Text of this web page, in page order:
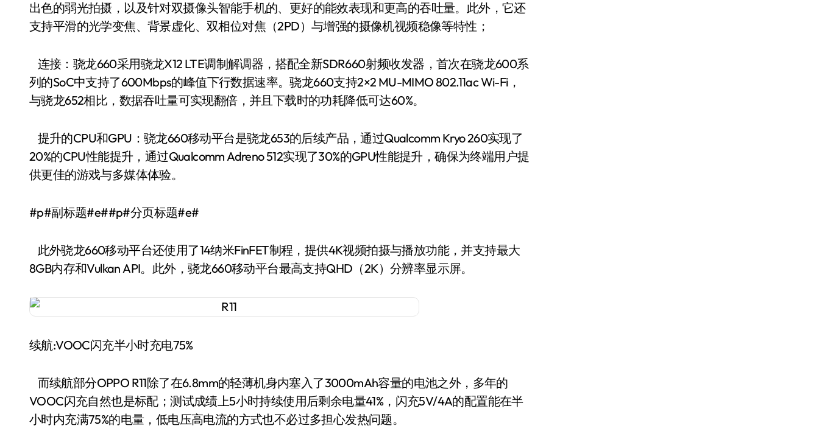
出色的弱光拍摄，以及针对双摄像头智能手机的、更好的能效表现和更高的吞吐量。此外，它还
支持平滑的光学变焦、背景虚化、双相位对焦（2PD）与增强的摄像机视频稳像等特性；
连接：骁龙660采用骁龙X12 LTE调制解调器，搭配全新SDR660射频收发器，首次在骁龙600系
列的SoC中支持了600Mbps的峰值下行数据速率。骁龙660支持2×2 MU-MIMO 802.11ac Wi-Fi，
与骁龙652相比，数据吞吐量可实现翻倍，并且下载时的功耗降低可达60%。
提升的CPU和GPU：骁龙660移动平台是骁龙653的后续产品，通过Qualcomm Kryo 260实现了
20%的CPU性能提升，通过Qualcomm Adreno 512实现了30%的GPU性能提升，确保为终端用户提
供更佳的游戏与多媒体体验。
#p#副标题#e##p#分页标题#e#
此外骁龙660移动平台还使用了14纳米FinFET制程，提供4K视频拍摄与播放功能，并支持最大
8GB内存和Vulkan API。此外，骁龙660移动平台最高支持QHD（2K）分辨率显示屏。
续航:VOOC闪充半小时充电75%
而续航部分OPPO R11除了在6.8mm的轻薄机身内塞入了3000mAh容量的电池之外，多年的
VOOC闪充自然也是标配；测试成绩上5小时持续使用后剩余电量41%，闪充5V/4A的配置能在半
小时内充满75%的电量，低电压高电流的方式也不必过多担心发热问题。